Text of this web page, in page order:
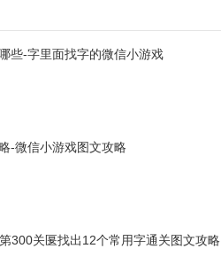
些-字里面找字的微信小游戏
-微信小游戏图文攻略
300关匽找出12个常用字通关图文攻略